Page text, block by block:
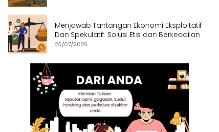
Menjawab Tantangan Ekonomi Eksploitatif
Dan Spekulatif: Solusi Etis dan Berkeadilan
25/07/2025